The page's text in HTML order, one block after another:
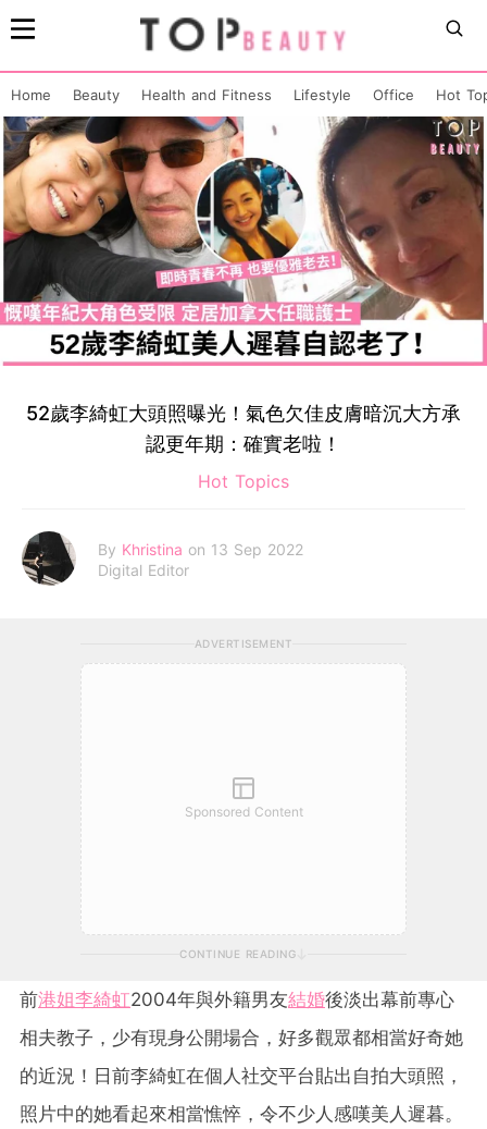
Home Beauty Health and Fitness Lifestyle Office Hot
52歲李綺虹大頭照曝光！氣色欠佳皮膚暗沉大方承
認更年期：確實老啦！
Hot Topics
By Khristina on 13 Sep 2022
Digital Editor
ADVERTISEMENT
Sponsored Content
CONTINUE READING
前港姐李綺虹2004年與外籍男友結婚後淡出幕前專心
相夫教子，少有現身公開場合，好多觀眾都相當好奇她
的近況！日前李綺虹在個人社交平台貼出自拍大頭照，
照片中的她看起來相當憔悴，令不少人感嘆美人遲暮。